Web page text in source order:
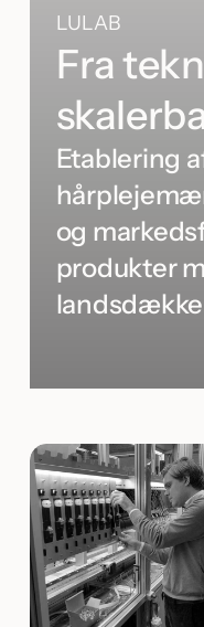
LULAB
Fra
Etablering
og
produkter